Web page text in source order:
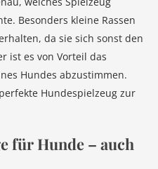
Besonders kleine Rassen
da sie sich sonst den
ist es von Vorteil das
Hundes abzustimmen.
Hundespielzeug zur
für Hunde – auch